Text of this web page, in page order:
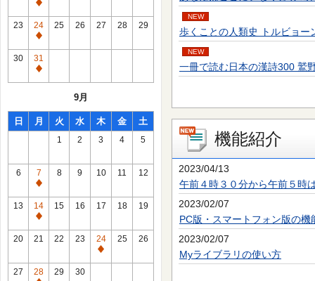
休
館
日
通
常
休
館
日
23
24
通
常
休
館
25 26 27 28 29
30
31
通
館
日
9月
日 月 火 水 木 金 土
1 2 3 4 5
6
7
通
常
休
館
8 9 10 11 12
13
14
通
常
館
日
15 16 17 18 19
20 21 22 23
24
通
25 26
27
28
29 30
NEW
歩くことの人類史 トルビョ
NEW
一冊で読む日本の漢詩300 鷲
機能紹介
2023/04/13
午前４時３０分から午前５時
2023/02/07
PC版・スマートフォン版の機
2023/02/07
Myライブラリの使い方